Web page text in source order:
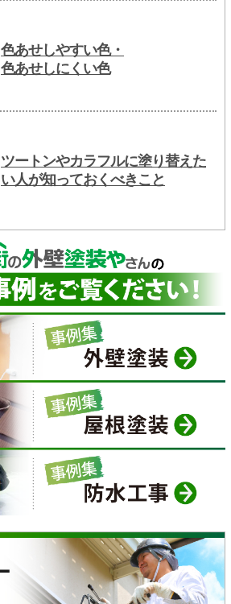
色あせしやすい色・
色あせしにくい色
ツートンやカラフルに塗り替えた
い人が知っておくべきこと